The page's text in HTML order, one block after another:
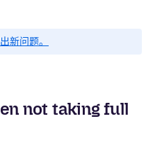
新问题。
not taking full